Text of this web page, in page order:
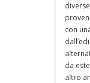
con
da
altro